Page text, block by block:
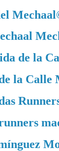
Mechaal
de la
la Calle